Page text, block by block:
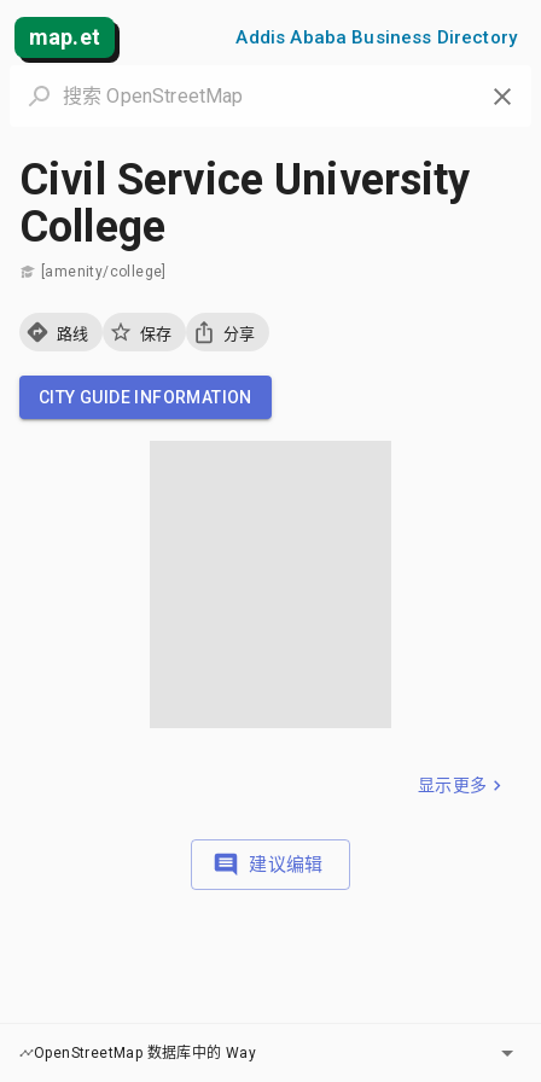
map.et Addis Ababa Business Directory
Civil Service University
College
[amenity/college]
路线 保存 分享
CITY GUIDE INFORMATION
显示更多
建议编辑
OpenStreetMap 数据库中的 Way 图层